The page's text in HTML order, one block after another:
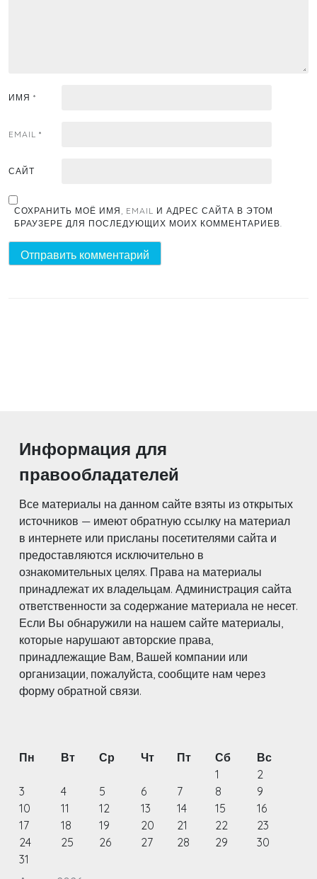
ИМЯ *
EMAIL *
САЙТ
СОХРАНИТЬ МОЁ ИМЯ, EMAIL И АДРЕС САЙТА В ЭТОМ
БРАУЗЕРЕ ДЛЯ ПОСЛЕДУЮЩИХ МОИХ КОММЕНТАРИЕВ.
Информация для
правообладателей
Все материалы на данном сайте взяты из открытых
источников — имеют обратную ссылку на материал
в интернете или присланы посетителями сайта и
предоставляются исключительно в
ознакомительных целях. Права на материалы
принадлежат их владельцам. Администрация сайта
ответственности за содержание материала не несет.
Если Вы обнаружили на нашем сайте материалы,
которые нарушают авторские права,
принадлежащие Вам, Вашей компании или
организации, пожалуйста, сообщите нам через
форму обратной связи.
Пн Вт Ср Чт Пт Сб
Вс
1
2
3
4 5 6 7 8
9
10
11 12 13 14 15
16
17
18 19 20 21 22
23
24
25 26 27 28 29
30
31